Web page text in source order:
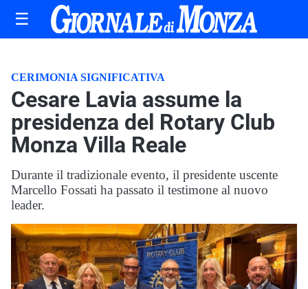
☰
CERIMONIA SIGNIFICATIVA
Cesare Lavia assume la
presidenza del Rotary Club
Monza Villa Reale
Durante il tradizionale evento, il presidente uscente
Marcello Fossati ha passato il testimone al nuovo
leader.